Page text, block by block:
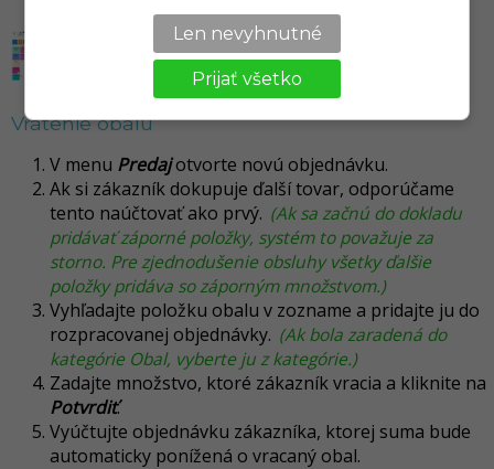
Vrátenie obalu
V menu Predajotvorte novú objednávku.
Ak si zákazník dokupuje ďalší tovar, odporúčame
tento naúčtovať ako prvý. (Ak sa začnú do dokladu
pridávať záporné položky, systém to považuje za
storno. Pre zjednodušenie obsluhy všetky ďalšie
položky pridáva so záporným množstvom.)
Vyhľadajte položku obalu v zozname a pridajte ju do
rozpracovanej objednávky. (Ak bola zaradená do
kategórie Obal, vyberte ju z kategórie.)
Zadajte množstvo, ktoré zákazník vracia a kliknite na
Potvrdiť.
Vyúčtujte objednávku zákazníka, ktorej suma bude
automaticky ponížená o vracaný obal.
Len nevyhnutné
Prijať všetko